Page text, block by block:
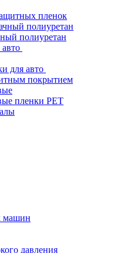
пленок
полиуретан
полиуретан
для авто
покрытием
пленки PET
машин
давления